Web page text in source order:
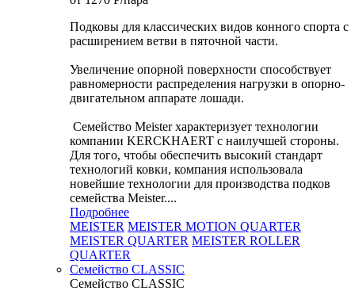
Подковы для классических видов конного спорта с
расширением ветви в пяточной части.
Увеличение опорной поверхности способствует
равномерности распределения нагрузки в опорно-
двигательном аппарате лошади.
Семейство Meister характеризует технологии
компании KERCKHAERT с наилучшей стороны.
Для того, чтобы обеспечить высокий стандарт
технологий ковки, компания использовала
новейшие технологии для производства подков
семейства Meister....
Подробнее
MEISTER MEISTER MOTION QUARTER
MEISTER QUARTER MEISTER ROLLER
QUARTER
Семейство CLASSIC
Семейство CLASSIC